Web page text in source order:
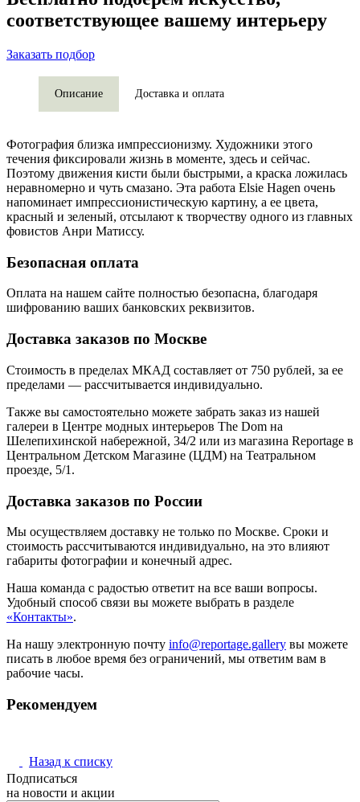
соответствующее вашему интерьеру
Заказать подбор
Описание Доставка и оплата
Фотография близка импрессионизму. Художники этого
течения фиксировали жизнь в моменте, здесь и сейчас.
Поэтому движения кисти были быстрыми, а краска ложилась
неравномерно и чуть смазано. Эта работа Elsie Hagen очень
напоминает импрессионистическую картину, а ее цвета,
красный и зеленый, отсылают к творчеству одного из главных
фовистов Анри Матиссу.
Безопасная оплата
Оплата на нашем сайте полностью безопасна, благодаря
шифрованию ваших банковских реквизитов.
Доставка заказов по Москве
Стоимость в пределах МКАД составляет от 750 рублей, за ее
пределами — рассчитывается индивидуально.
Также вы самостоятельно можете забрать заказ из нашей
галереи в Центре модных интерьеров The Dom на
Шелепихинской набережной, 34/2 или из магазина Reportage в
Центральном Детском Магазине (ЦДМ) на Театральном
проезде, 5/1.
Доставка заказов по России
Мы осуществляем доставку не только по Москве. Сроки и
стоимость рассчитываются индивидуально, на это влияют
габариты фотографии и конечный адрес.
Наша команда с радостью ответит на все ваши вопросы.
Удобный способ связи вы можете выбрать в разделе
«Контакты».
На нашу электронную почту info@reportage.gallery вы можете
писать в любое время без ограничений, мы ответим вам в
рабочие часы.
Рекомендуем
Назад к списку
Подписаться
на новости и акции